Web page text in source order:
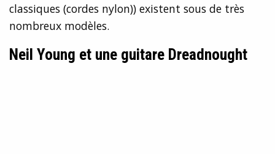
classiques (cordes nylon)) existent sous de très
nombreux modèles.
Neil Young et une guitare Dreadnought